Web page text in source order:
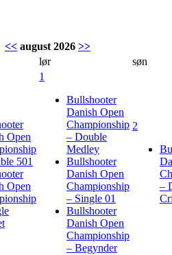
<< august 2026 >>
lør søn
Open
501
Open
1
Bullshooter
Danish Open
Championship
– Double
Medley
Bullshooter
Danish Open
Championship
– Single 01
Bullshooter
Danish Open
Championship
– Begynder
2
–